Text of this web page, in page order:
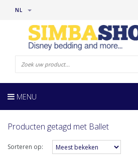
NL
MENU
Producten getagd met Ballet
Sorteren op: